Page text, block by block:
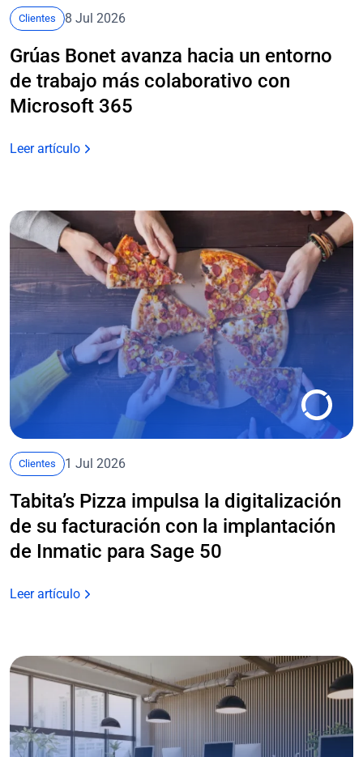
Clientes 8 Jul 2026
Grúas Bonet avanza hacia un entorno
de trabajo más colaborativo con
Microsoft 365
Leer artículo
Clientes 1 Jul 2026
Tabita’s Pizza impulsa la digitalización
de su facturación con la implantación
de Inmatic para Sage 50
Leer artículo